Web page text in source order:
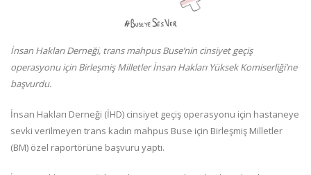
İnsan Hakları Derneği, trans mahpus Buse’nin cinsiyet geçiş
operasyonu için Birleşmiş Milletler İnsan Hakları Yüksek Komiserliği’ne
başvurdu.
İnsan Hakları Derneği (İHD) cinsiyet geçiş operasyonu için hastaneye
sevki verilmeyen trans kadın mahpus Buse için Birleşmiş Milletler
(BM) özel raportörüne başvuru yaptı.